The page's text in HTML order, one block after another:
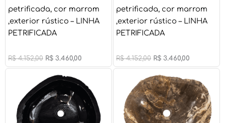
petrificada, cor marrom
,exterior rústico – LINHA
PETRIFICADA
R$4.152,00 R$ 3.460,00
petrificada, cor marrom
,exterior rústico – LINHA
PETRIFICADA
R$4.152,00 R$ 3.460,00
preço
original
era:
R$ 5.436,00.
preço
atual
é:
R$ 4.530,00.
O
preço
original
era:
R$ 4.972,00.
preço
atual
é:
R$ 4.143,00.